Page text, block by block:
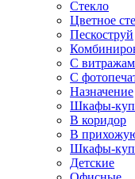
Стекло
Цветное
Пескоструй
С
С
Назначение
Шкафы-
В коридор
В
Шкафы-
Детские